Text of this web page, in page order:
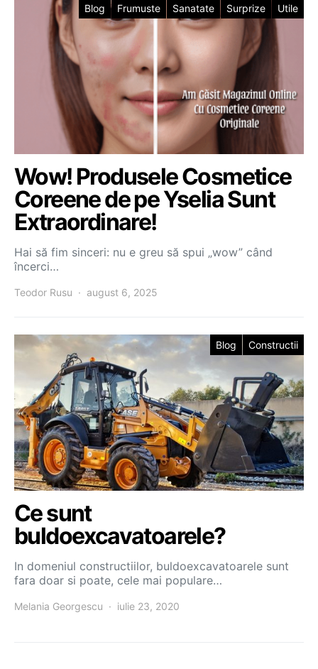
Blog Frumuste Sanatate Surprize Utile
Wow! Produsele Cosmetice
Coreene de pe Yselia Sunt
Extraordinare!
Hai să fim sinceri: nu e greu să spui „wow” când
încerci…
Teodor Rusu august 6, 2025
Blog Constructii
Ce sunt
buldoexcavatoarele?
In domeniul constructiilor, buldoexcavatoarele sunt
fara doar si poate, cele mai populare…
Melania Georgescu iulie 23, 2020